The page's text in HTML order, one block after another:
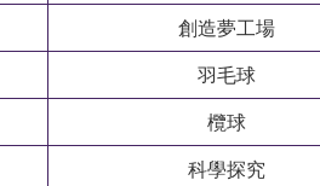
創造夢工場
羽毛球
欖球
科學探究